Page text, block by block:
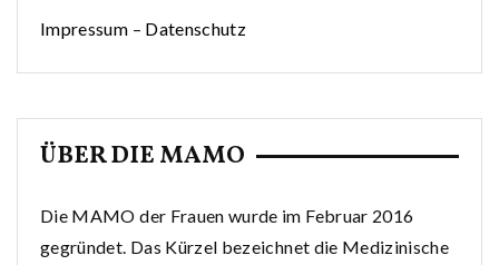
Impressum – Datenschutz
ÜBER DIE MAMO
Die MAMO der Frauen wurde im Februar 2016
gegründet. Das Kürzel bezeichnet die Medizinische